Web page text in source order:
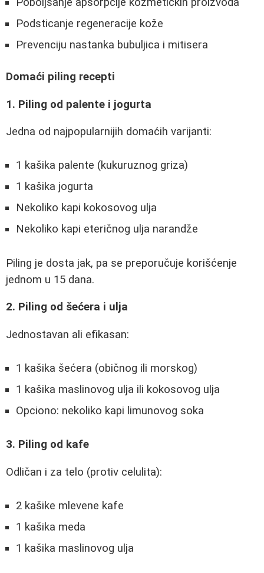
Podsticanje regeneracije kože
Prevenciju nastanka bubuljica i mitisera
Domaći piling recepti
1. Piling od palente i jogurta
Jedna od najpopularnijih domaćih varijanti:
1 kašika palente (kukuruznog griza)
1 kašika jogurta
Nekoliko kapi kokosovog ulja
Nekoliko kapi eteričnog ulja narandže
Piling je dosta jak, pa se preporučuje korišćenje
jednom u 15 dana.
2. Piling od šećera i ulja
Jednostavan ali efikasan:
1 kašika šećera (običnog ili morskog)
1 kašika maslinovog ulja ili kokosovog ulja
Opciono: nekoliko kapi limunovog soka
3. Piling od kafe
Odličan i za telo (protiv celulita):
2 kašike mlevene kafe
1 kašika meda
1 kašika maslinovog ulja